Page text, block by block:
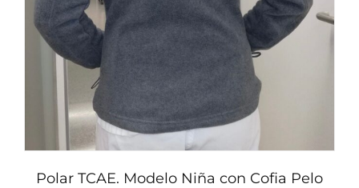
en
página
de
producto
Polar TCAE. Modelo Niña con Cofia Pelo